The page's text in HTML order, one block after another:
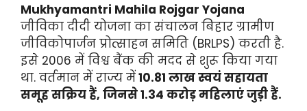
Mukhyamantri Mahila Rojgar Yojana
जीविका दीदी योजना का संचालन बिहार ग्रामीण
जीविकोपार्जन प्रोत्साहन समिति (BRLPS) करती है.
इसे 2006 में विश्व बैंक की मदद से शुरू किया गया
था. वर्तमान में राज्य में10.81 लाख स्वयं सहायता
समूह सक्रिय हैं, जिनसे 1.34 करोड़ महिलाएं जुड़ी हैं.